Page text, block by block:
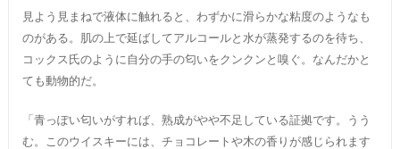
見よう見まねで液体に触れると、わずかに滑らかな粘度のようなも
のがある。肌の上で延ばしてアルコールと水が蒸発するのを待ち、
コックス氏のように自分の手の匂いをクンクンと嗅ぐ。なんだかと
ても動物的だ。
「青っぽい匂いがすれば、熟成がやや不足している証拠です。うう
む。このウイスキーには、チョコレートや木の香りが感じられます